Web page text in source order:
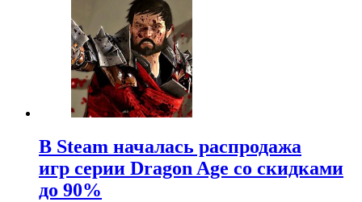
В Steam началась распродажа
игр серии Dragon Age со скидками
до 90%